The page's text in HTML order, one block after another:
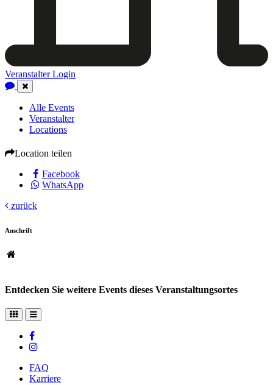
Veranstalter Login
Close
Navigation
Alle Events
Veranstalter
Locations
Location teilen
Facebook
WhatsApp
zurück
Anschrift
Entdecken Sie weitere Events dieses Veranstaltungsortes
FAQ
Karriere